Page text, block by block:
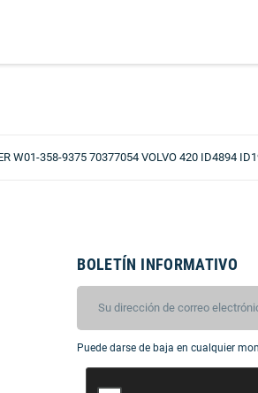
W01-358-9375 70377054 VOLVO 420 ID4894
BOLETÍN INFORMATIVO
Puede darse de baja en cualquier